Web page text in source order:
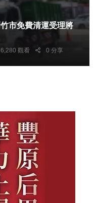
6,280 觀看 0 分享